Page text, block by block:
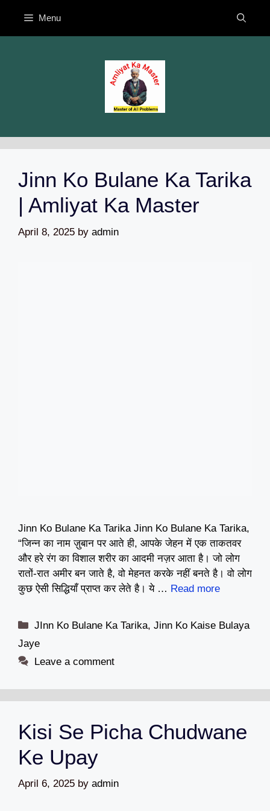
content
Menu
Jinn Ko Bulane Ka Tarika
| Amliyat Ka Master
April 8, 2025 by admin
Jinn Ko Bulane Ka Tarika Jinn Ko Bulane Ka Tarika,
“जिन्न का नाम ज़ुबान पर आते ही, आपके जेहन में एक ताकतवर
और हरे रंग का विशाल शरीर का आदमी नज़र आता है। जो लोग
रातों-रात अमीर बन जाते है, वो मेहनत करके नहीं बनते है। वो लोग
कुछ ऐसी सिद्धियाँ प्राप्त कर लेते है। ये … Read more
Categories
JInn Ko Bulane Ka Tarika,Jinn Ko Kaise Bulaya
Jaye
Leave a comment
Kisi Se Picha Chudwane
Ke Upay
April 6, 2025 by admin